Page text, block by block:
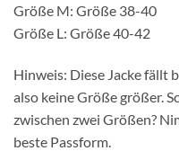
Größe M: Größe 38-40
Größe L: Größe 40-42
Hinweis: Diese Jacke fällt
also keine Größe größer.
zwischen zwei Größen?
beste Passform.